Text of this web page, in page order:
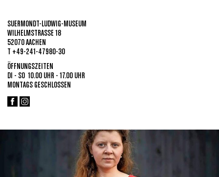
SUERMONDT-LUDWIG-MUSEUM
WILHELMSTRASSE 18
52070 AACHEN
T +49-241-47980-30
ÖFFNUNGSZEITEN
DI - SO 10.00 UHR - 17.00 UHR
MONTAGS GESCHLOSSEN